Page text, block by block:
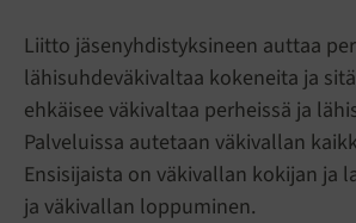
Liitto jäsenyhdistyksineen auttaa
lähisuhdeväkivaltaa kokeneita ja
ehkäisee väkivaltaa perheissä ja
Palveluissa autetaan väkivallan
Ensisijaista on väkivallan kokijan ja
ja väkivallan loppuminen.